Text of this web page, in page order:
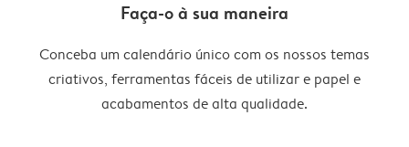
Faça-o à sua maneira
Conceba um calendário único com os nossos temas
criativos, ferramentas fáceis de utilizar e papel e
acabamentos de alta qualidade.